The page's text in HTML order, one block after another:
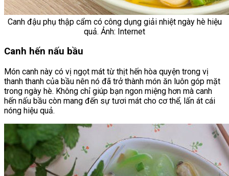
Canh đậu phụ thập cẩm có công dụng giải nhiệt ngày hè hiệu
quả. Ảnh: Internet
Canh hến nấu bầu
Món canh này có vị ngọt mát từ thịt hến hòa quyện trong vị
thanh thanh của bầu nên nó đã trở thành món ăn luôn góp mặt
trong ngày hè. Không chỉ giúp bạn ngon miệng hơn mà canh
hến nấu bầu còn mang đến sự tươi mát cho cơ thể, lấn át cái
nóng hiệu quả.